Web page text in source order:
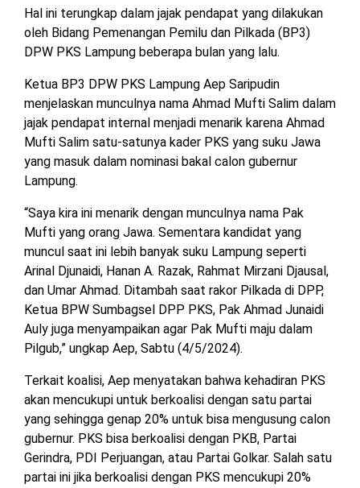
BARAT
LAMPUNG
LAMPUNG
UTARA
MESUJI
BARAT
TULANG
BAWANG
TULANG
BAWANG
BARAT
WAYKANAN
DPRD
LAMSEL
LAMTENG
DPRD
LAMBAR
DPRD
DPRD
LAMPUNG
UTARA
DPRD
MESUJI
PESISIR
BARAT
DPRD
TULANG
BAWANG
Hal ini terungkap dalam jajak pendapat yang dilakukan
oleh Bidang Pemenangan Pemilu dan Pilkada (BP3)
DPW PKS Lampung beberapa bulan yang lalu.
Ketua BP3 DPW PKS Lampung Aep Saripudin
menjelaskan munculnya nama Ahmad Mufti Salim dalam
jajak pendapat internal menjadi menarik karena Ahmad
Mufti Salim satu-satunya kader PKS yang suku Jawa
yang masuk dalam nominasi bakal calon gubernur
Lampung.
“Saya kira ini menarik dengan munculnya nama Pak
Mufti yang orang Jawa. Sementara kandidat yang
muncul saat ini lebih banyak suku Lampung seperti
Arinal Djunaidi, Hanan A. Razak, Rahmat Mirzani Djausal,
dan Umar Ahmad. Ditambah saat rakor Pilkada di DPP,
Ketua BPW Sumbagsel DPP PKS, Pak Ahmad Junaidi
Auly juga menyampaikan agar Pak Mufti maju dalam
Pilgub,” ungkap Aep, Sabtu (4/5/2024).
Terkait koalisi, Aep menyatakan bahwa kehadiran PKS
akan mencukupi untuk berkoalisi dengan satu partai
yang sehingga genap 20% untuk bisa mengusung calon
gubernur. PKS bisa berkoalisi dengan PKB, Partai
Gerindra, PDI Perjuangan, atau Partai Golkar. Salah satu
partai ini jika berkoalisi dengan PKS mencukupi 20%